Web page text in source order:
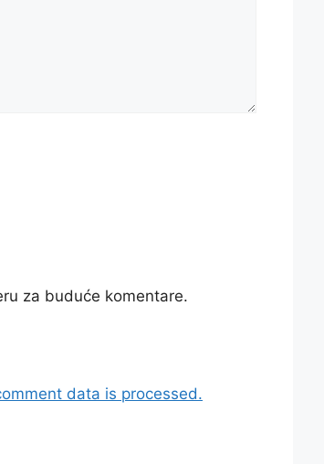
za buduće komentare.
data is processed.